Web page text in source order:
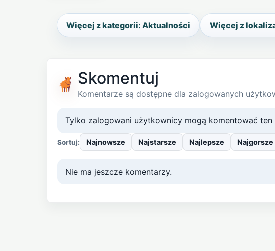
Więcej z kategorii: Aktualności Więcej z
Skomentuj
Komentarze są dostępne dla zalogowanych
Tylko zalogowani użytkownicy mogą komentować ten
Sortuj: Najnowsze Najstarsze Najlepsze Najgorsze
Nie ma jeszcze komentarzy.